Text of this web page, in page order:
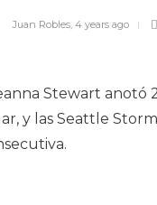
Juan Robles, 4 years ago
Stewart anotó
y las Seattle